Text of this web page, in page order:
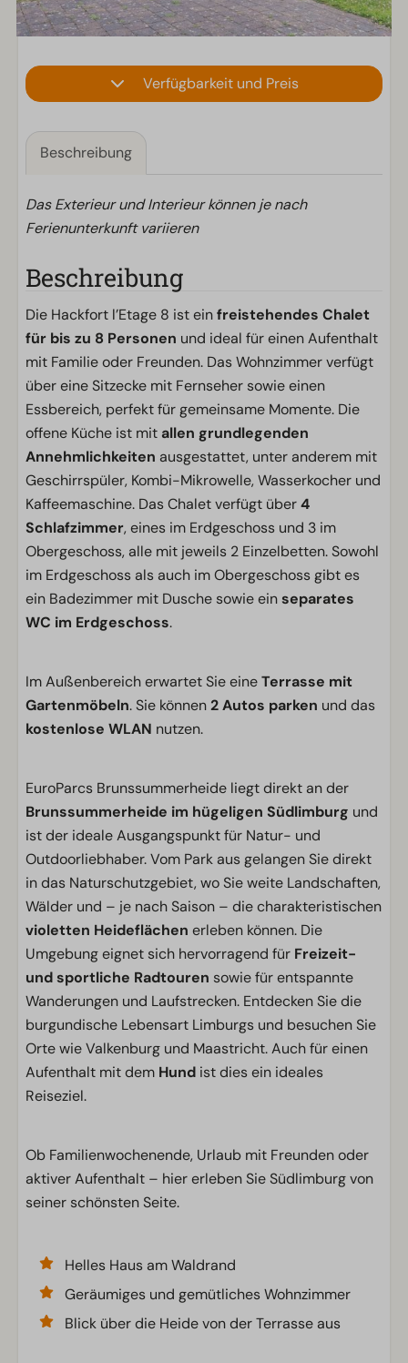
Verfügbarkeit und Preis
Beschreibung
Das Exterieur und Interieur können je nach
Ferienunterkunft variieren
Beschreibung
Die Hackfort l’Etage 8 ist einfreistehendes Chalet
für bis zu 8 Personen und ideal für einen Aufenthalt
mit Familie oder Freunden. Das Wohnzimmer verfügt
über eine Sitzecke mit Fernseher sowie einen
Essbereich, perfekt für gemeinsame Momente. Die
offene Küche ist mit allen grundlegenden
Annehmlichkeiten ausgestattet, unter anderem mit
Geschirrspüler, Kombi-Mikrowelle, Wasserkocher und
Kaffeemaschine. Das Chalet verfügt über4
Schlafzimmer, eines im Erdgeschoss und 3 im
Obergeschoss, alle mit jeweils 2 Einzelbetten. Sowohl
im Erdgeschoss als auch im Obergeschoss gibt es
ein Badezimmer mit Dusche sowie einseparates
WC im Erdgeschoss.
Im Außenbereich erwartet Sie eineTerrasse mit
Gartenmöbeln. Sie können2 Autos parken und das
kostenlose WLAN nutzen.
EuroParcs Brunssummerheide liegt direkt an der
Brunssummerheide im hügeligen Südlimburg und
ist der ideale Ausgangspunkt für Natur- und
Outdoorliebhaber. Vom Park aus gelangen Sie direkt
in das Naturschutzgebiet, wo Sie weite Landschaften,
Wälder und – je nach Saison – die charakteristischen
violetten Heideflächen erleben können. Die
Umgebung eignet sich hervorragend für Freizeit-
und sportliche Radtouren sowie für entspannte
Wanderungen und Laufstrecken. Entdecken Sie die
burgundische Lebensart Limburgs und besuchen Sie
Orte wie Valkenburg und Maastricht. Auch für einen
Aufenthalt mit dem Hund ist dies ein ideales
Reiseziel.
Ob Familienwochenende, Urlaub mit Freunden oder
aktiver Aufenthalt – hier erleben Sie Südlimburg von
seiner schönsten Seite.
Helles Haus am Waldrand
Geräumiges und gemütliches Wohnzimmer
Blick über die Heide von der Terrasse aus